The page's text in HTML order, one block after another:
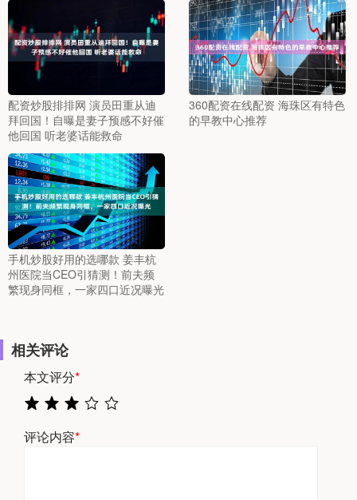
配资炒股排排网 演员田重从迪
拜回国！自曝是妻子预感不好催
他回国 听老婆话能救命
360配资在线配资 海珠区有特色
的早教中心推荐
手机炒股好用的选哪款 姜丰杭
州医院当CEO引猜测！前夫频
繁现身同框，一家四口近况曝光
相关评论
本文评分*
评论内容*